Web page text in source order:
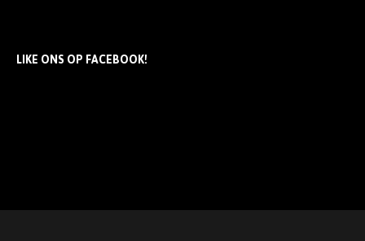
LIKE ONS OP FACEBOOK!